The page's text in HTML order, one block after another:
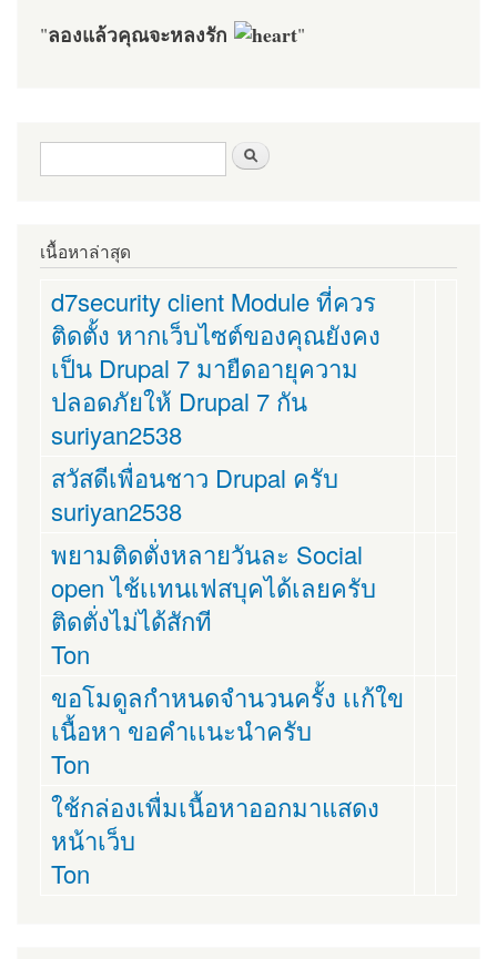
"ลองแล้วคุณจะหลงรัก "
ฟอร์มค้นหา
เนื้อหาล่าสุด
d7security client Module ที่ควร
ติดตั้ง หากเว็บไซต์ของคุณยังคง
เป็น Drupal 7 มายืดอายุความ
ปลอดภัยให้ Drupal 7 กัน
suriyan2538
สวัสดีเพื่อนชาว Drupal ครับ
suriyan2538
พยามติดตั่งหลายวันละ Social
open ไช้เเทนเฟสบุคได้เลยครับ
ติดตั่งไม่ได้สักที
Ton
ขอโมดูลกำหนดจำนวนครั้ง เเก้ใข
เนื้อหา ขอคำเเนะนำครับ
Ton
ใช้กล่องเพื่มเนื้อหาออกมาแสดง
หน้าเว็บ
Ton